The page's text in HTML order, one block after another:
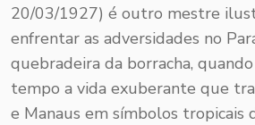
20/03/1927) é outro mestre
enfrentar as adversidades no
quebradeira da borracha,
tempo a vida exuberante que
e Manaus em símbolos tropicais